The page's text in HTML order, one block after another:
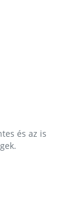
és az is